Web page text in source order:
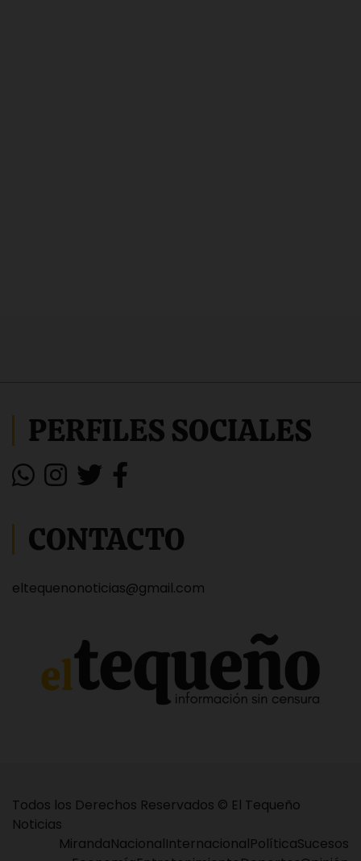
PERFILES SOCIALES
CONTACTO
eltequenonoticias@gmail.com
Todos los Derechos Reservados © El Tequeño
Noticias
MirandaNacionalInternacionalPolíticaSucesos